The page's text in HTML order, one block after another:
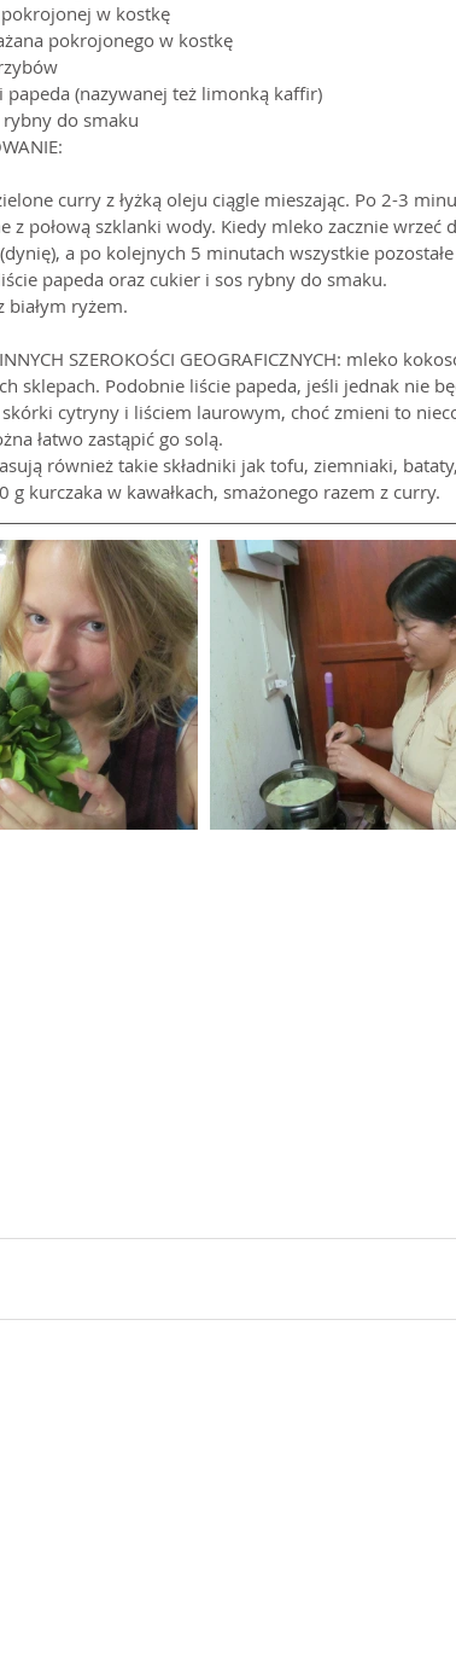
w kostkę
pokrojonego w kostkę
papeda (nazywanej też limonką kaffir)
rybny do smaku
curry z łyżką oleju ciągle mieszając. Po 2-3
z połową szklanki wody. Kiedy mleko zacznie wrzeć
a po kolejnych 5 minutach wszystkie
papeda oraz cukier i sos rybny do smaku.
białym ryżem.
SZEROKOŚCI GEOGRAFICZNYCH: mleko
sklepach. Podobnie liście papeda, jeśli jednak nie
skórki cytryny i liściem laurowym, choć zmieni to
łatwo zastąpić go solą.
również takie składniki jak tofu, ziemniaki,
g kurczaka w kawałkach, smażonego razem z curry.